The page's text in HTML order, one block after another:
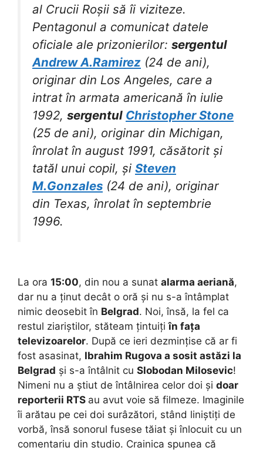
al Crucii Roșii să îi viziteze.
Pentagonul a comunicat datele
oficiale ale prizonierilor: sergentul
Andrew A.Ramirez (24 de ani),
originar din Los Angeles, care a
intrat în armata americană în iulie
1992, sergentul Christopher Stone
(25 de ani), originar din Michigan,
înrolat în august 1991, căsătorit și
tatăl unui copil, și Steven
M.Gonzales (24 de ani), originar
din Texas, înrolat în septembrie
1996.
La ora 15:00, din nou a sunat alarma aeriană,
dar nu a ținut decât o oră și nu s-a întâmplat
nimic deosebit în Belgrad. Noi, însă, la fel ca
restul ziariștilor, stăteam țintuițiîn fața
televizoarelor. După ce ieri dezmințise că ar fi
fost asasinat, Ibrahim Rugova a sosit astăzi la
Belgrad și s-a întâlnit cu Slobodan Milosevic!
Nimeni nu a știut de întâlnirea celor doi și doar
reporterii RTS au avut voie să filmeze. Imaginile
îi arătau pe cei doi surâzători, stând liniștiți de
vorbă, însă sonorul fusese tăiat și înlocuit cu un
comentariu din studio. Crainica spunea că